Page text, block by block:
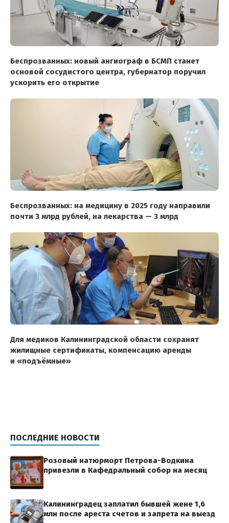
Беспрозванных: новый ангиограф в БСМП станет
основой сосудистого центра, губернатор поручил
ускорить его открытие
Беспрозванных: на медицину в 2025 году направили
почти 3 млрд рублей, на лекарства — 3 млрд
Для медиков Калининградской области сохранят
жилищные сертификаты, компенсацию аренды
и «подъёмные»
ПОСЛЕДНИЕ НОВОСТИ
Розовый натюрморт Петрова-Водкина
привезли в Кафедральный собор на месяц
Калининградец заплатил бывшей жене 1,6
млн после ареста счетов и запрета на выезд